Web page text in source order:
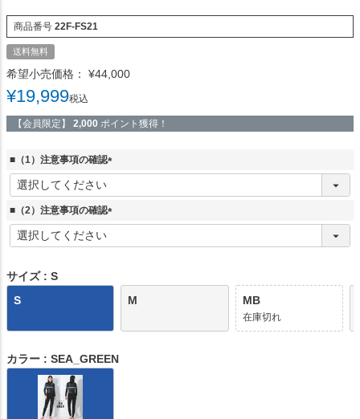
商品番号 22F-FS21
送料無料
希望小売価格： ¥44,000
¥19,999税込
【会員限定】 2,000 ポイント獲得！
■（1）注意事項の確認
(
須
■（2）注意事項の確認
(
サイズ
S
S
M MB
在庫切れ
カラー SEA_GREEN